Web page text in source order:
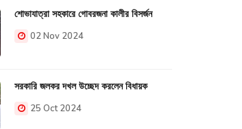
শোভাযাত্রা সহকারে গোবরজনা কালীর বিসর্জন
02 Nov 2024
সরকারি জলকর দখল উচ্ছেদ করলেন বিধায়ক
25 Oct 2024